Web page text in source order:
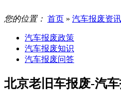
您的位置： 首页 » 汽车报废资讯
汽车报废政策
汽车报废知识
汽车报废问答
北京老旧车报废-汽